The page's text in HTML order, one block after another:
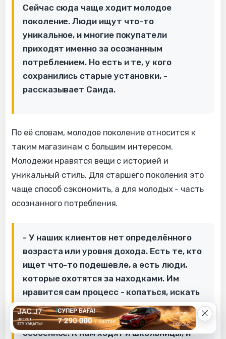
Сейчас сюда чаще ходит молодое
поколение. Люди ищут что-то
уникальное, и многие покупатели
приходят именно за осознанным
потреблением. Но есть и те, у кого
сохранились старые установки, -
рассказывает Саида.
По её словам, молодое поколение относится к
таким магазинам с большим интересом.
Молодежи нравятся вещи с историей и
уникальный стиль. Для старшего поколения это
чаще способ сэкономить, а для молодых - часть
осознанного потребления.
- У наших клиентов нет определённого
возраста или уровня дохода. Есть те, кто
ищет что-то подешевле, а есть люди,
которые охотятся за находками. Им
нравится сам процесс - копаться, искать
необычные вещи. Они уделяют этому
время, приходят и ищут что-то
особенное. К нам ходят и школьницы, и